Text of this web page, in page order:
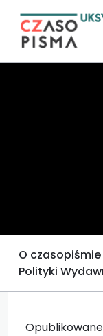
O czasopiśmie
Polityki